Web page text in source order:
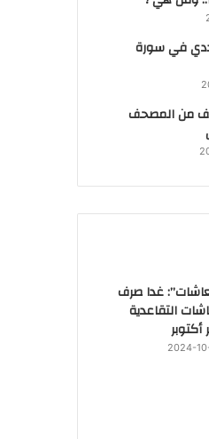
في سورة
من المصحف
غدا صرف
التقاعدية
2024-